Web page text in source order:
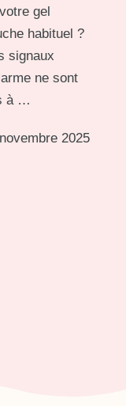
gel
habituel ?
signaux
ne sont
à …
2025